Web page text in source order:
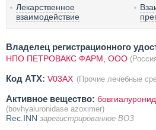
Лекарственное
взаимодействие
Владелец регистрационного
НПО ПЕТРОВАКС ФАРМ, ООО
Код ATX: V03AX (Прочие лечебные
Активное вещество:
(bovhyaluronidase azoximer)
Rec.INN зарегистрированное ВОЗ